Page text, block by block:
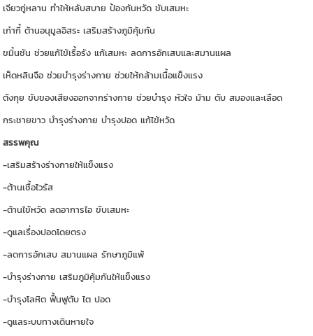
เจียวกู่หลาน ทำให้หลับสบาย ป้องกันหวัด ขับเสมหะ
เก๋ากี้ ต้านอนุมูลอิสระ เสริมสร้างภูมิคุ้มกัน
ขมิ้นชัน ช่วยแก้ไข้เรื้อรัง แก้เสมหะ ลดการอักเสบและสมานแผล
เห็ดหลินจือ ช่วยบำรุงร่างกาย ช่วยให้กล้ามเนื้อแข็งแรง
ตังกุย ขับของเสียงออกจากร่างกาย ช่วยบำรุง หัวใจ ม้าม ตับ สมองและเลือด
กระชายขาว บำรุงร่างกาย บำรุงปอด แก้ไข้หวัด
สรรพคุณ
-เสริมสร้างร่างกายให้แข็งแรง
-ต้านเชื้อไวรัส
-ต้านไข้หวัด ลดอาการไอ ขับเสมหะ
-ดูแลเรื่องปอดโดยตรง
-ลดการอักเสบ สมานแผล รักษาภูมิแพ้
-บำรุงร่างกาย เสริมภูมิคุ้มกันให้แข็งแรง
-บำรุงโลหิต ฟื้นฟูตับ ไต ปอด
-ดูแลระบบทางเดินหายใจ